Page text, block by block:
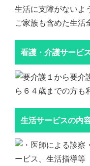
生活に支障がないよ
ご家族も含めた生活
看護・介護サービ
生活サービスの内